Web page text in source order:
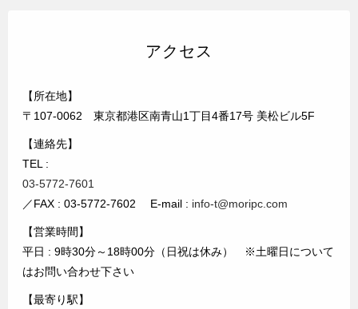
アクセス
【所在地】
〒107-0062 東京都港区南青山1丁目4番17号 美松ビル5F
【連絡先】
TEL :
03-5772-7601
／FAX : 03-5772-7602 E-mail : info-t@moripc.com
【営業時間】
平日 : 9時30分～18時00分（日祝は休み） ※土曜日について
はお問い合わせ下さい
【最寄り駅】